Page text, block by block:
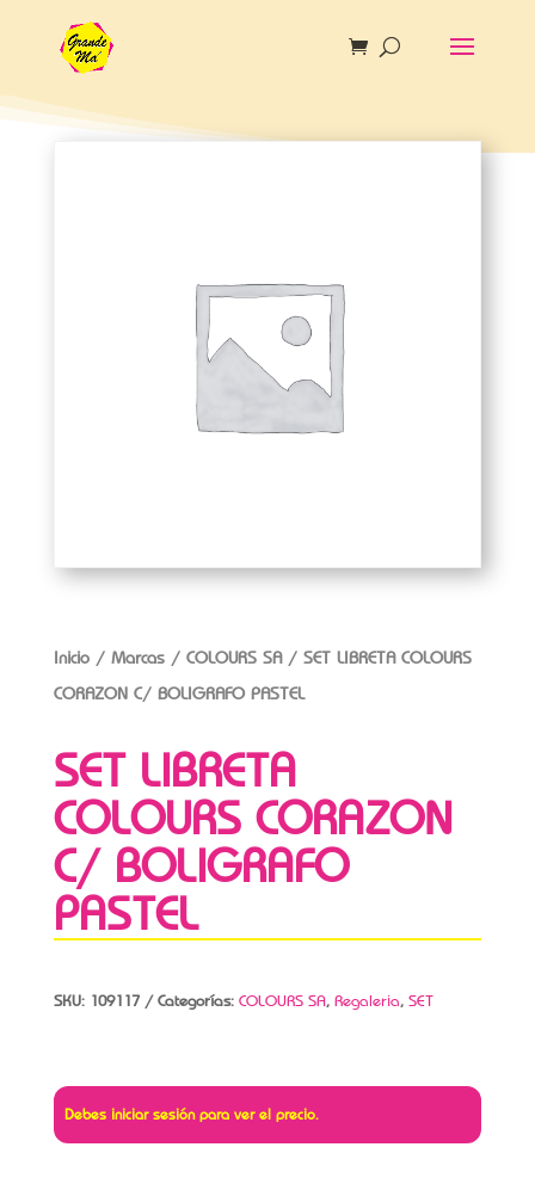
Inicio/ Marcas/ COLOURS SA/ SET LIBRETA COLOURS
CORAZON C/ BOLIGRAFO PASTEL
SET LIBRETA
COLOURS CORAZON
C/ BOLIGRAFO
PASTEL
SKU: 109117 Categorías: COLOURS SA, Regaleria, SET
Debes iniciar sesión para ver el precio.